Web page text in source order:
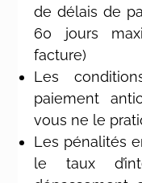
de délais de
60 jours
facture)
Les
paiement
vous ne le
Les pénalités
le taux